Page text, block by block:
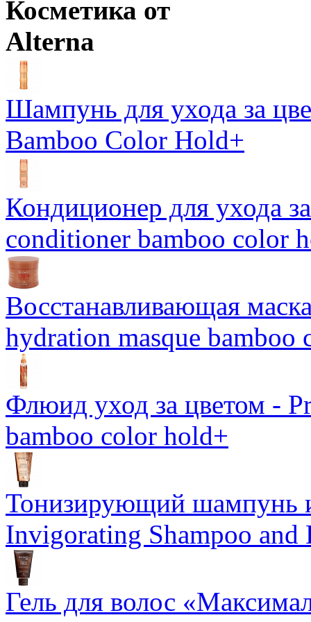
Косметика от
Alterna
Шампунь для ухода за
Bamboo Color Hold+
Кондиционер для ухода
conditioner bamboo color
Восстанавливающая
hydration masque bamboo
Флюид уход за цветом -
bamboo color hold+
Тонизирующий шампунь
Invigorating Shampoo and
Гель для волос